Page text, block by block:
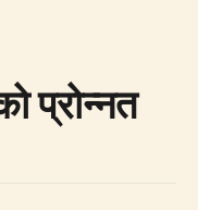
प्रोन्नत